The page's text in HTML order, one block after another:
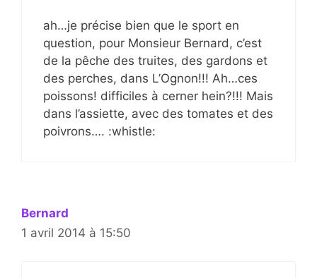
ah…je précise bien que le sport en
question, pour Monsieur Bernard, c’est
de la pêche des truites, des gardons et
des perches, dans L’Ognon!!! Ah…ces
poissons! difficiles à cerner hein?!!! Mais
dans l’assiette, avec des tomates et des
poivrons…. :whistle:
Bernard
1 avril 2014 à 15:50